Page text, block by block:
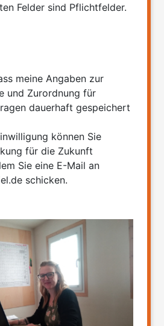
Felder sind Pflichtfelder.
meine Angaben zur
und Zurordnung für
dauerhaft gespeichert
können Sie
für die Zukunft
Sie eine E-Mail an
schicken.